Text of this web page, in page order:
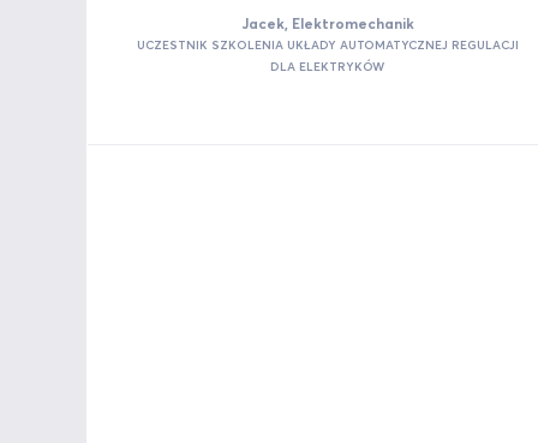
Jacek, Elektromechanik
UCZESTNIK SZKOLENIA UKŁADY AUTOMATYCZNEJ REGULACJI
DLA ELEKTRYKÓW